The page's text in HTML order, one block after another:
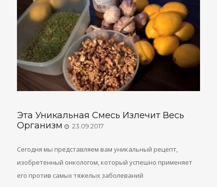
Эта Уникальная Смесь Излечит Весь
Организм
23.09.2017
Сегодня мы представляем вам уникальный рецепт,
изобретенный онкологом, который успешно применяет
его против самых тяжелых заболеваний